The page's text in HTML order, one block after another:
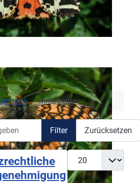
Mitarbeiter
Filter Zurücksetzen
Anzeige #